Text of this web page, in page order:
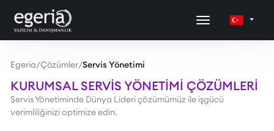
Egeria/Çözümler/Servis Yönetimi
KURUMSAL SERVİS YÖNETİMİ ÇÖZÜMLERİ
Servis Yönetiminde Dünya Lideri çözümümüz ile işgücü
verimliliğinizi optimize edin.